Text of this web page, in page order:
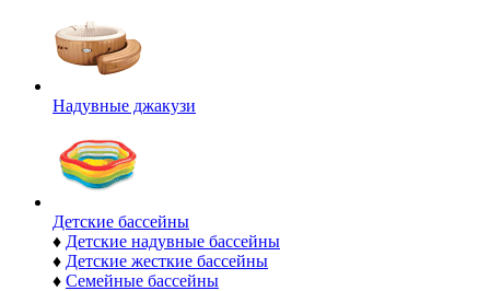
Надувные джакузи
Детские бассейны
♦ Детские надувные бассейны
♦ Детские жесткие бассейны
♦ Семейные бассейны